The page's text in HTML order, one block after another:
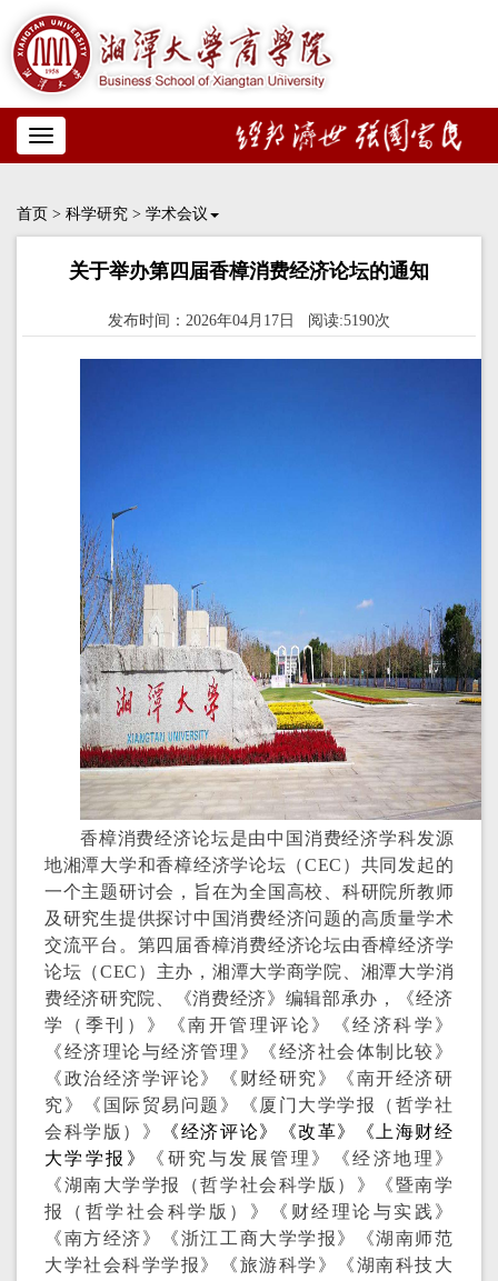
Toggle
navigation
首页 > 科学研究 > 学术会议
关于举办第四届香樟消费经济论坛的通知
发布时间：2026年04月17日 阅读:5190次
香樟消费经济论坛是由中国消费经济学科发源
地湘潭大学和香樟经济学论坛（CEC ）共同 发起的
一个主题研讨会，旨在为全国高校、科研院所教师
及研究生提供探讨中国消费经济问题的高质量学术
交流平台。 第四届香樟消费经济论坛由香樟经济学
论坛（CEC ）主办， 湘潭大学商学院、湘潭大学消
费经济研究院
、《消费经济》编辑部承办，
《经济
学（季刊）》《南开管理评论》《经济科学》
《经济理论与经济管理》《经济社会体制比较》
《政治经济学评论》《财经研究》《南开经济研
究》《国际贸易问题》《厦门大学学报（哲学社
会科学版）》
《经济评论》《改革》《上海财经
大学学报》
《研究与发展管理》《经济地理》
《湖南大学学报（哲学社会科学版）》
《暨南学
报（哲学社会科学版）》
《财经理论与实践》
《南方经济》
《浙江工商大学学报》《湖南师范
大学社会科学学报》《旅游科学》
《湖南科技大